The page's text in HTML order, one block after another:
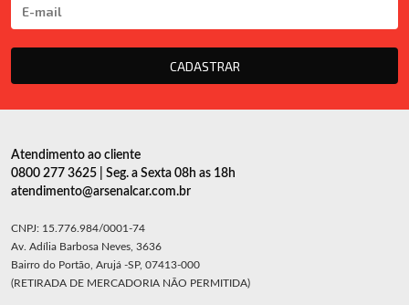
CADASTRAR
Atendimento ao cliente
0800 277 3625 | Seg. a Sexta 08h as 18h
atendimento@arsenalcar.com.br
CNPJ: 15.776.984/0001-74
Av. Adília Barbosa Neves, 3636
Bairro do Portão, Arujá -SP, 07413-000
(RETIRADA DE MERCADORIA NÃO PERMITIDA)